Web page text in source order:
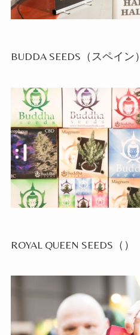
BUDDA SEEDS （スペイン）
ROYAL QUEEN SEEDS （）